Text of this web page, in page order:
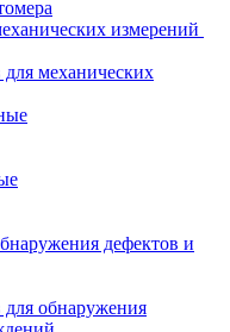
измерений
механических
дефектов и
обнаружения